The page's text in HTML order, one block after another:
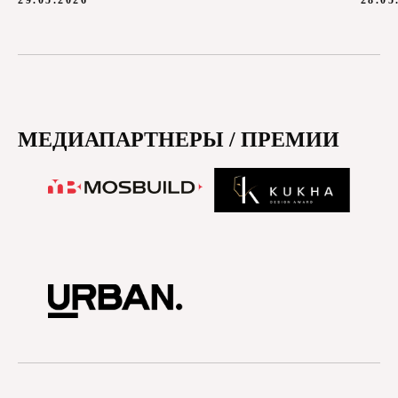
МЕДИАПАРТНЕРЫ / ПРЕМИИ
В проекте участвуют лучшие и дизайн-
федерального, так и локального значения
*по завершению проекта выдается «ДИПЛОМ за
вклад в развитие дизайнерской индустрии»